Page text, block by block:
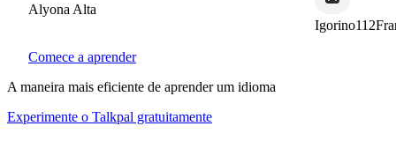
Alyona Alta
Igorino112France
Comece a aprender
A maneira mais eficiente de aprender um idioma
Experimente o Talkpal gratuitamente